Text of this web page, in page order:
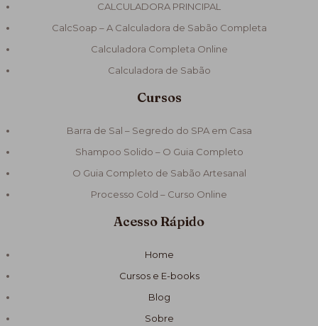
CALCULADORA PRINCIPAL
CalcSoap – A Calculadora de Sabão Completa
Calculadora Completa Online
Calculadora de Sabão
Cursos
Barra de Sal – Segredo do SPA em Casa
Shampoo Solido – O Guia Completo
O Guia Completo de Sabão Artesanal
Processo Cold – Curso Online
Acesso Rápido
Home
Cursos e E-books
Blog
Sobre